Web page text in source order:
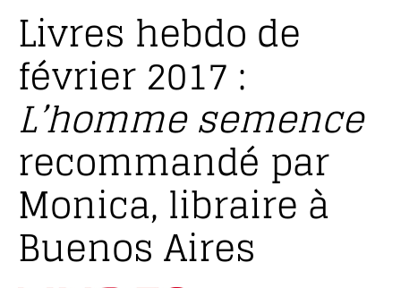
Livres hebdo de
février 2017 :
L’homme semence
recommandé par
Monica, libraire à
Buenos Aires